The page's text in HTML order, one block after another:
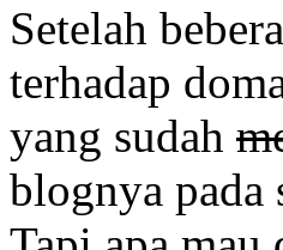
Setelah
terhadap
yang sudah
blognya pada